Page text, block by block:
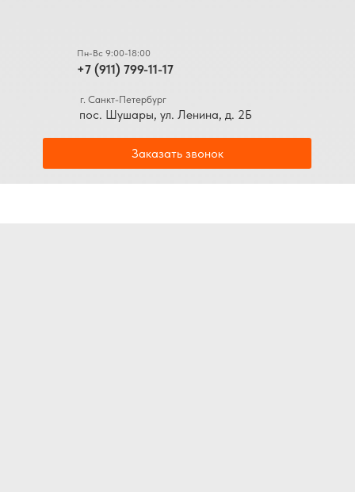
+7 (911) 799-11-17
Пн-Вс 9:00-18:00
Заказать звонок
пос. Шушары, ул. Ленина, д. 2Б
г. Санкт-Петербург